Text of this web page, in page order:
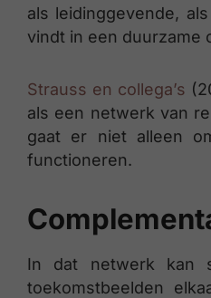
als leidinggevende,
vindt in een duurzame
Strauss en collega’s
als een netwerk van
gaat er niet alleen
functioneren.
In dat netwerk kan
toekomstbeelden